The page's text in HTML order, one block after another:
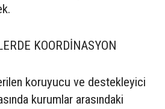
KOORDİNASYON
koruyucu ve destekleyici
kurumlar arasındaki